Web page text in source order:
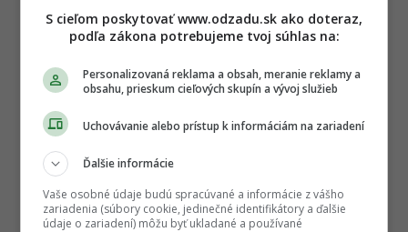
S cieľom poskytovať www.odzadu.sk ako doteraz,
podľa zákona potrebujeme tvoj súhlas na:
Personalizovaná reklama a obsah, meranie reklamy a
obsahu, prieskum cieľových skupín a vývoj služieb
Uchovávanie alebo prístup k informáciám na zariadení
Ďalšie informácie
Vaše osobné údaje budú spracúvané a informácie z vášho
zariadenia (súbory cookie, jedinečné identifikátory a ďalšie
údaje o zariadení) môžu byť ukladané a používané